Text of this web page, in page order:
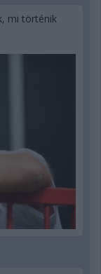
mi történik